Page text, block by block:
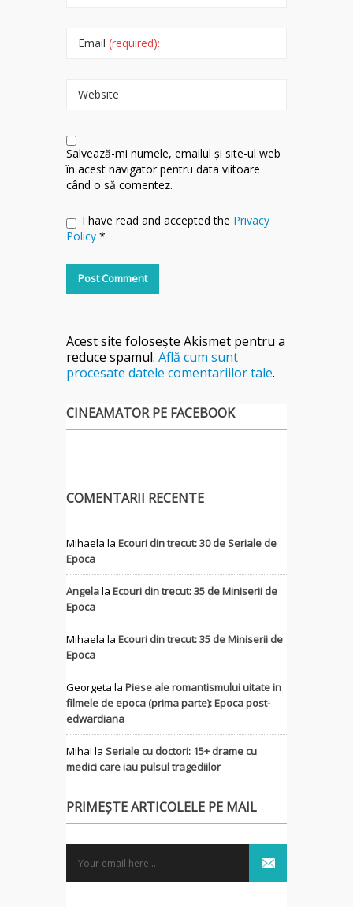
Email (required):
Website
Salvează-mi numele, emailul și site-ul web
în acest navigator pentru data viitoare
când o să comentez.
I have read and accepted the Privacy
Policy *
Acest site folosește Akismet pentru a
reduce spamul. Află cum sunt
procesate datele comentariilor tale.
CINEAMATOR PE FACEBOOK
COMENTARII RECENTE
Mihaela la Ecouri din trecut: 30 de Seriale de
Epoca
Angelala Ecouri din trecut: 35 de Miniserii de
Epoca
Mihaela la Ecouri din trecut: 35 de Miniserii de
Epoca
Georgeta la Piese ale romantismului uitate in
filmele de epoca (prima parte): Epoca post-
edwardiana
MihaI la Seriale cu doctori: 15+ drame cu
medici care iau pulsul tragediilor
PRIMEȘTE ARTICOLELE PE MAIL